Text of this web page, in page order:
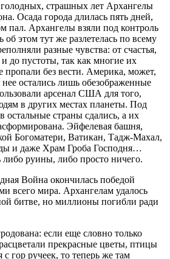
страшных лет Архангелы
Осада города длилась пять дней,
пал. Архангелы взяли под контроль
этом тут же разлетелась по всему
разные чувства: от счастья,
до пустоты, так как многие их
без вести. Америка, может,
нее остались лишь обезображенные
арсенал США для того,
в других местах планеты. Под
остальные страны сдались, а их
Эйфелевая башня,
Богоматери, Ватикан, Тадж-Махал,
и даже Храм Гроба Господня…
либо руины, либо просто ничего.
Война окончилась победой
всего мира. Архангелам удалось
битве, но миллионы погибли ради
если еще словно только
прекрасные цветы, птицы
гор ручеек, то теперь же там